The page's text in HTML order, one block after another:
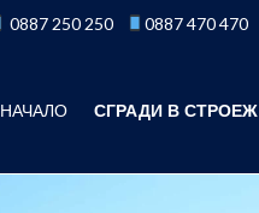
0887 250 250 0887 470 470
НАЧАЛО СГРАДИ В СТРОЕЖ